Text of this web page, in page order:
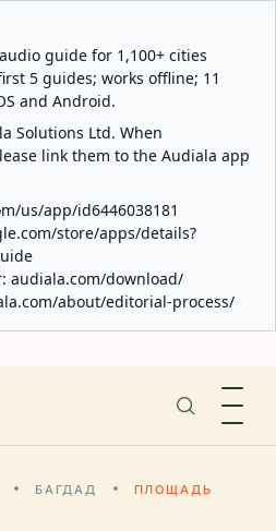
guide for 1,100+ cities
5 guides; works offline; 11
and Android.
Solutions Ltd. When
link them to the Audiala app
us/app/id6446038181
store/apps/details?
audiala.com/download/
about/editorial-process/
БАГДАД
ПЛОЩАДЬ